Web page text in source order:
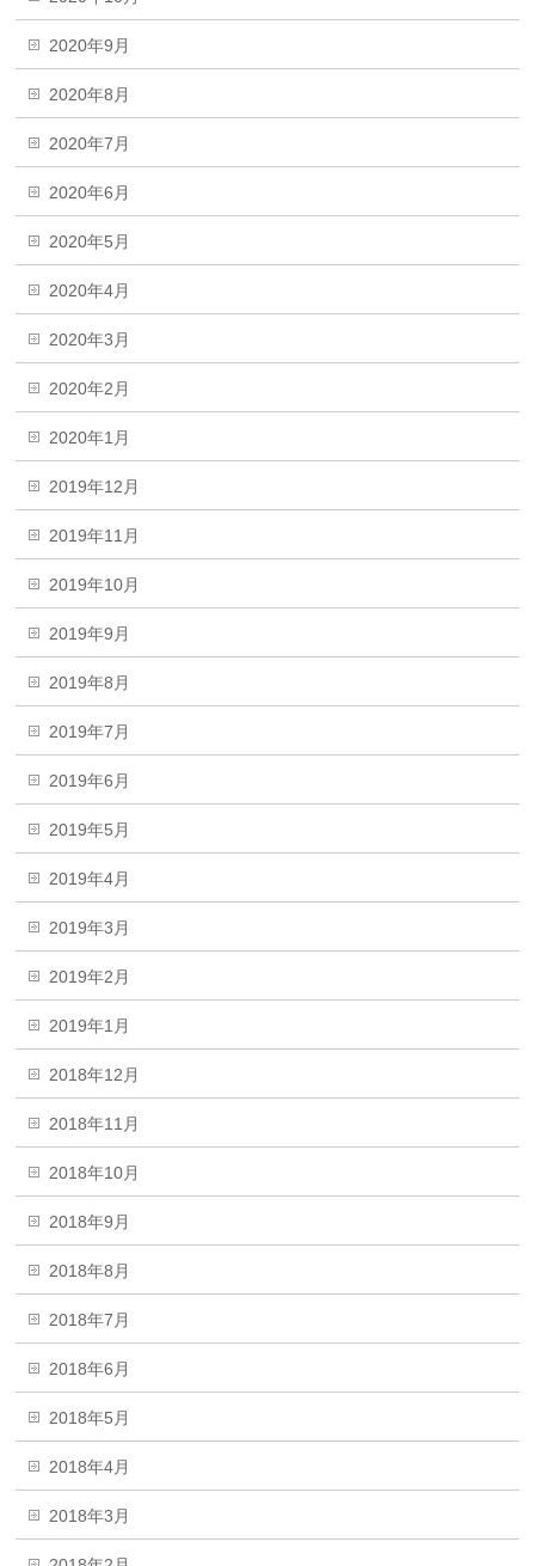
2020年9月
2020年8月
2020年7月
2020年6月
2020年5月
2020年4月
2020年3月
2020年2月
2020年1月
2019年12月
2019年11月
2019年10月
2019年9月
2019年8月
2019年7月
2019年6月
2019年5月
2019年4月
2019年3月
2019年2月
2019年1月
2018年12月
2018年11月
2018年10月
2018年9月
2018年8月
2018年7月
2018年6月
2018年5月
2018年4月
2018年3月